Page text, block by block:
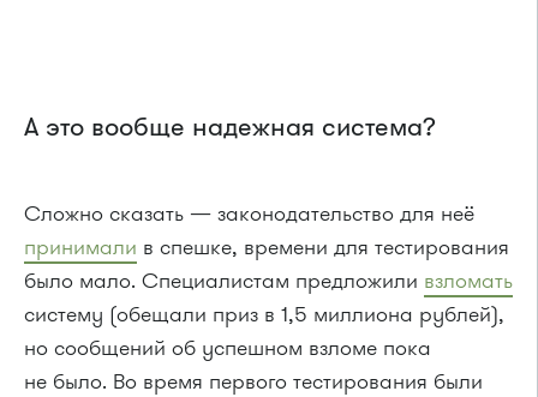
А это вообще надежная система?
Сложно сказать — законодательство для неё
принимали в спешке, времени для тестирования
было мало. Специалистам предложили взломать
систему (обещали приз в 1,5 миллиона рублей),
но сообщений об успешном взломе пока
не было. Во время первого тестирования были